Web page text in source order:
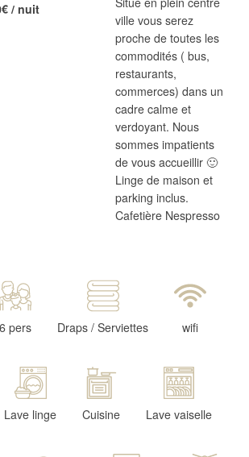
/ nuit
ville vous serez
proche de toutes les
commodités ( bus,
restaurants,
commerces) dans un
cadre calme et
verdoyant. Nous
sommes impatients
de vous accueillir 🙂
Linge de maison et
parking inclus.
Cafetière Nespresso
6 pers Draps / Serviettes wifi
Lave linge Cuisine Lave vaiselle